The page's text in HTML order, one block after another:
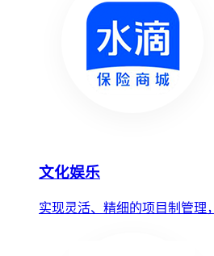
文化娱乐
实现灵活、精细的项目制管理